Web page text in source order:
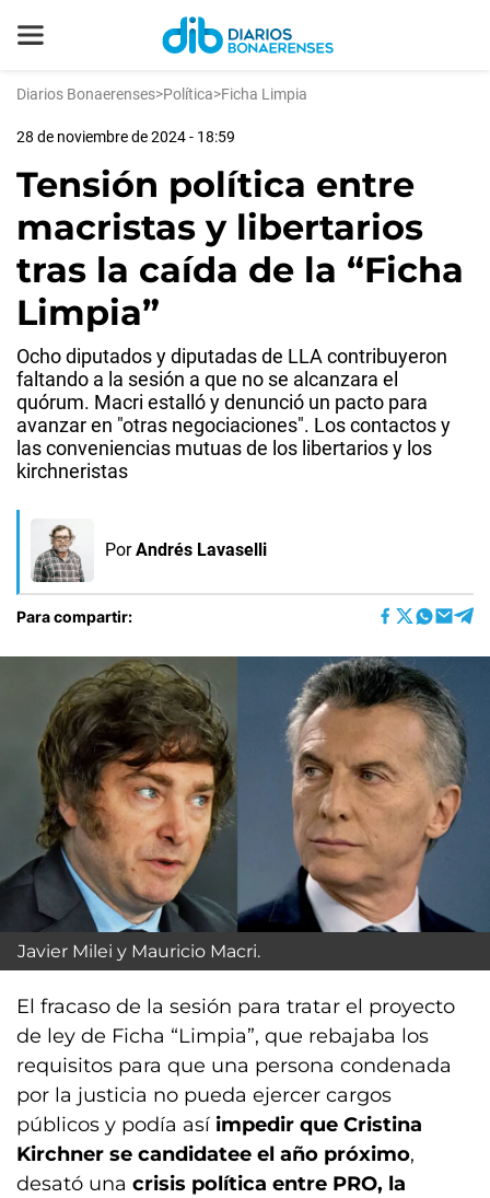
Diarios Bonaerenses>Política>Ficha Limpia
28 de noviembre de 2024 - 18:59
Tensión política entre
macristas y libertarios
tras la caída de la “Ficha
Limpia”
Ocho diputados y diputadas de LLA contribuyeron
faltando a la sesión a que no se alcanzara el
quórum. Macri estalló y denunció un pacto para
avanzar en "otras negociaciones". Los contactos y
las conveniencias mutuas de los libertarios y los
kirchneristas
Por Andrés Lavaselli
Para compartir:
Javier Milei y Mauricio Macri.
El fracaso de la sesión para tratar el proyecto
de ley de Ficha “Limpia”, que rebajaba los
requisitos para que una persona condenada
por la justicia no pueda ejercer cargos
públicos y podía así impedir que Cristina
Kirchner se candidatee el año próximo,
desató una crisis política entre PRO, la